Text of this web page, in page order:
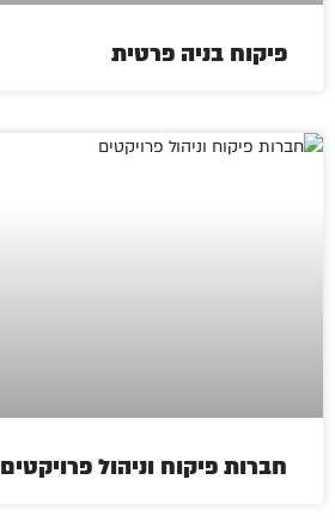
פיקוח בניה פרטית
חברות פיקוח וניהול פרויקטים